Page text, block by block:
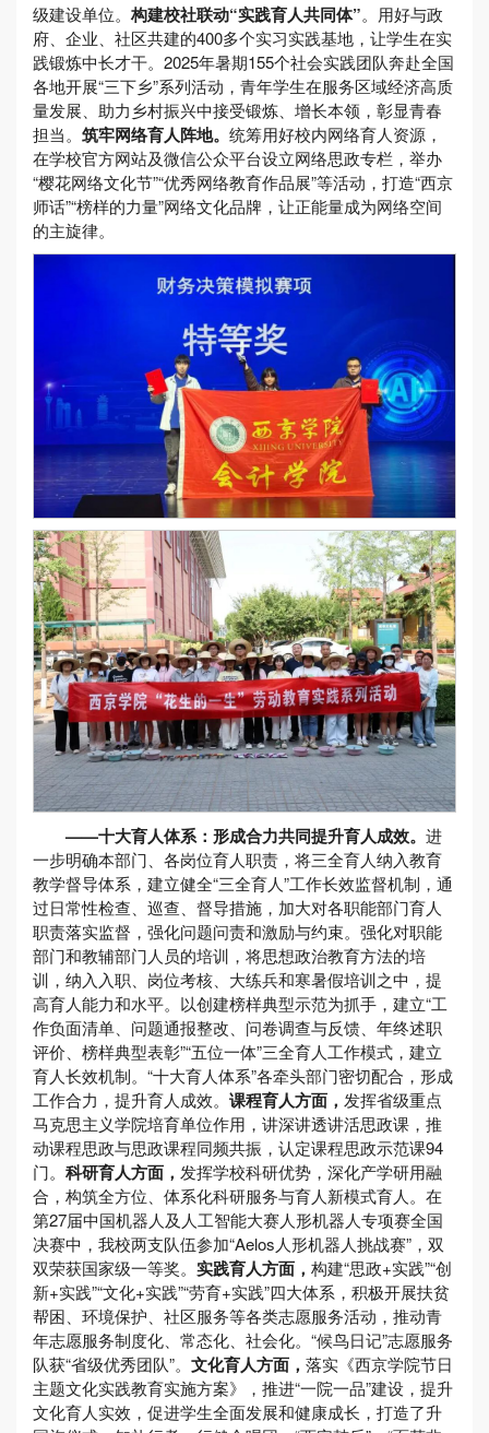
级建设单位。 构建校社联动“实践育人共同体”。用好与政
府、企业、社区共建的400多个实习实践基地，让学生在实
践锻炼中长才干。2025年暑期155个社会实践团队奔赴全国
各地开展“三下乡”系列活动，青年学生在服务区域经济高质
量发展、助力乡村振兴中接受锻炼、增长本领，彰显青春
担当。 筑牢网络育人阵地。 统筹用好校内网络育人资源，
在学校官方网站及微信公众平台设立网络思政专栏，举办
“樱花网络文化节”“优秀网络教育作品展”等活动，打造“西京
师话”“榜样的力量”网络文化品牌，让正能量成为网络空间
的主旋律。
——十大育人体系：形成合力共同提升育人成效。 进
一步明确本部门、各岗位育人职责，将三全育人纳入教育
教学督导体系，建立健全“三全育人”工作长效监督机制，通
过日常性检查、巡查、督导措施，加大对各职能部门育人
职责落实监督，强化问题问责和激励与约束。强化对职能
部门和教辅部门人员的培训，将思想政治教育方法的培
训，纳入入职、岗位考核、大练兵和寒暑假培训之中，提
高育人能力和水平。以创建榜样典型示范为抓手，建立“工
作负面清单、问题通报整改、问卷调查与反馈、年终述职
评价、榜样典型表彰”“五位一体”三全育人工作模式，建立
育人长效机制。“十大育人体系”各牵头部门密切配合，形成
工作合力，提升育人成效。 课程育人方面， 发挥省级重点
马克思主义学院培育单位作用，讲深讲透讲活思政课，推
动课程思政与思政课程同频共振，认定课程思政示范课94
门。 科研育人方面， 发挥学校科研优势，深化产学研用融
合，构筑全方位、体系化科研服务与育人新模式育人。在
第27届中国机器人及人工智能大赛人形机器人专项赛全国
决赛中，我校两支队伍参加“Aelos人形机器人挑战赛”，双
双荣获国家级一等奖。 实践育人方面， 构建“思政+实践”“创
新+实践”“文化+实践”“劳育+实践”四大体系，积极开展扶贫
帮困、环境保护、社区服务等各类志愿服务活动，推动青
年志愿服务制度化、常态化、社会化。“候鸟日记”志愿服务
队获“省级优秀团队”。 文化育人方面， 落实《西京学院节日
主题文化实践教育实施方案》，推进“一院一品”建设，提升
文化育人实效，促进学生全面发展和健康成长，打造了升